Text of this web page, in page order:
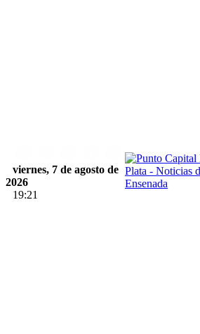
viernes, 7 de agosto de
2026
19:21